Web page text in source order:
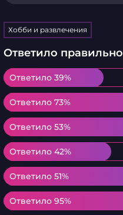
Хобби и развлечения
Ответило правильно
Ответило 39%
Ответило 39%
Ответило 73%
Ответило 73%
Ответило 53%
Ответило 53%
Ответило 42%
Ответило 42%
Ответило 51%
Ответило 51%
Ответило 95%
Ответило 95%